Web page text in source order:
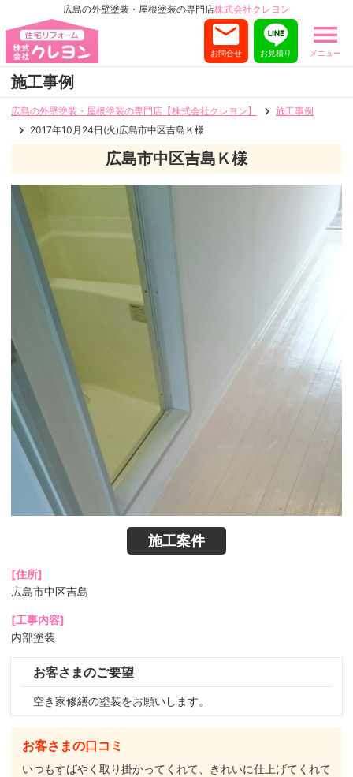
広島の外壁塗装・屋根塗装の専門店株式会社クレヨン
メニュー
お見積り
お問合せ
施工事例
広島の外壁塗装・屋根塗装の専門店【株式会社クレヨン】
施工事例
2017年10月24日(火)広島市中区吉島Ｋ様
広島市中区吉島Ｋ様
施工案件
[住所]
広島市中区吉島
[工事内容]
内部塗装
お客さまのご要望
空き家修繕の塗装をお願いします。
お客さまの口コミ
いつもすばやく取り掛かってくれて、きれいに仕上げてくれて